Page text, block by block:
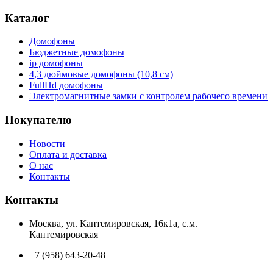
Каталог
Домофоны
Бюджетные домофоны
ip домофоны
4,3 дюймовые домофоны (10,8 см)
FullHd домофоны
Электромагнитные замки с контролем рабочего времени
Покупателю
Новости
Оплата и доставка
О нас
Контакты
Контакты
Москва, ул. Кантемировская, 16к1а, с.м.
Кантемировская
+7 (958) 643-20-48